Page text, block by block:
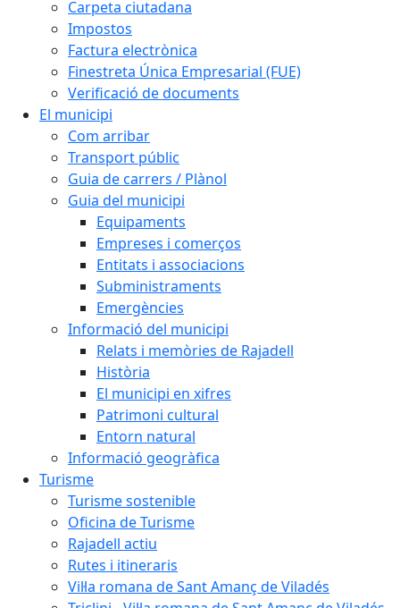
Carpeta ciutadana
Impostos
Factura electrònica
Finestreta Única Empresarial (FUE)
Verificació de documents
El municipi
Com arribar
Transport públic
Guia de carrers / Plànol
Guia del municipi
Equipaments
Empreses i comerços
Entitats i associacions
Subministraments
Emergències
Informació del municipi
Relats i memòries de Rajadell
Història
El municipi en xifres
Patrimoni cultural
Entorn natural
Informació geogràfica
Turisme
Turisme sostenible
Oficina de Turisme
Rajadell actiu
Rutes i itineraris
Vil·la romana de Sant Amanç de Viladés